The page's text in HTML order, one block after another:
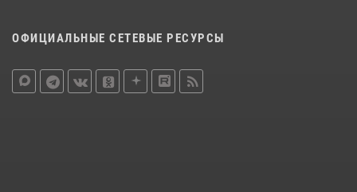
ОФИЦИАЛЬНЫЕ СЕТЕВЫЕ РЕСУРСЫ